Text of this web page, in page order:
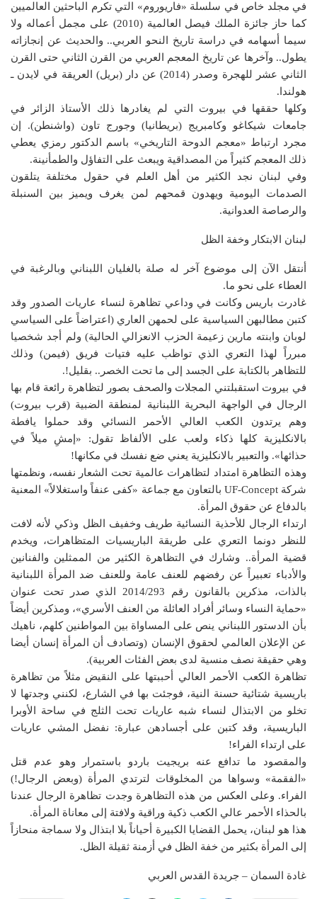
في مجلد خاص في سلسلة «فاريوروم» التي تكرم الباحثين العالميين
كما حاز جائزة الملك فيصل العالمية (2010) على مجمل أعماله ولا
سيما أسهامه في دراسة تاريخ النحو العربي.. والحديث عن إنجازاته
يطول.. وآخرها عن تاريخ المعجم العربي من القرن الثاني حتى القرن
الثاني عشر للهجرة وصدر (2014) عن دار (بريل) العريقة في لايدن ـ
هولندا.
وكلها حققها في بيروت التي لم يغادرها ذلك الأستاذ الزائر في
جامعات شيكاغو وكامبريج (بريطانيا) وجورج تاون (واشنطن). إن
مجرد ارتباط «معجم الدوحة التاريخي» باسم الدكتور رمزي يعطي
ذلك المعجم كثيراً من المصداقية ويبعث على التفاؤل والطمأنينة.
وفي لبنان نجد الكثير من أهل العلم في حقول مختلفة يتلقون
الصدمات اليومية ويهدون قمحهم لمن يغرف ويميز بين السنبلة
والرصاصة العدوانية.
لبنان الابتكار وخفة الظل
أنتقل الآن إلى موضوع آخر له صلة بالغليان اللبناني وبالرغبة في
العطاء على نحو ما.
غادرت باريس وكانت في وداعي تظاهرة لنساء عاريات الصدور وقد
كتبن مطالبهن السياسية على لحمهن العاري (اعتراضاً على السياسي
لوبان وابنته مارين زعيمة الحزب الانعزالي الحالية) ولم أجد شخصيا
مبرراً لهذا التعري الذي تواظب عليه فتيات فريق (فيمن) وذلك
للتظاهر بالكتابة على الجسد إلى ما تحت الخصر.. بقليل!.
في بيروت استقبلتني المجلات والصحف بصور لتظاهرة رائعة قام بها
الرجال في الواجهة البحرية اللبنانية لمنطقة الضبية (قرب بيروت)
وهم يرتدون الكعب العالي الأحمر النسائي وقد حملوا يافطة
بالانكليزية كلها ذكاء ولعب على الألفاظ تقول: «إمشِ ميلاً في
حذائها». والتعبير بالانكليزية يعني ضع نفسك في مكانها!
وهذه التظاهرة امتداد لتظاهرات عالمية تحت الشعار نفسه، ونظمتها
شركة UF-Concept بالتعاون مع جماعة «كفى عنفاً واستغلالاً» المعنية
بالدفاع عن حقوق المرأة.
ارتداء الرجال للأحذية النسائية طريف وخفيف الظل وذكي لأنه لافت
للنظر دونما التعري على طريقة الباريسيات المتظاهرات، ويخدم
قضية المرأة.. وشارك في التظاهرة الكثير من الممثلين والفنانين
والأدباء تعبيراً عن رفضهم للعنف عامة وللعنف ضد المرأة اللبنانية
بالذات، مذكرين بالقانون رقم 2014/293 الذي صدر تحت عنوان
«حماية النساء وسائر أفراد العائلة من العنف الأسري»، ومذكرين أيضاً
بأن الدستور اللبناني ينص على المساواة بين المواطنين كلهم، ناهيك
عن الإعلان العالمي لحقوق الإنسان (وتصادف أن المرأة إنسان أيضا
وهي حقيقة نصف منسية لدى بعض الفئات العربية).
تظاهرة الكعب الأحمر العالي أحببتها على النقيض مثلاً من تظاهرة
باريسية شتائية حسنة النية، فوجئت بها في الشارع، لكنني وجدتها لا
تخلو من الابتذال لنساء شبه عاريات تحت الثلج في ساحة الأوبرا
الباريسية، وقد كتبن على أجسادهن عبارة: نفضل المشي عاريات
على ارتداء الفراء!
والمقصود ما تدافع عنه بريجيت باردو باستمرار وهو عدم قتل
«الفقمة» وسواها من المخلوقات لترتدي المرأة (وبعض الرجال!)
الفراء. وعلى العكس من هذه التظاهرة وجدت تظاهرة الرجال عندنا
بالحذاء الأحمر عالي الكعب ذكية وراقية ولافتة إلى معاناة المرأة.
هذا هو لبنان، يحمل القضايا الكبيرة أحياناً بلا ابتذال ولا سماجة منحازاً
إلى المرأة بكثير من خفة الظل في أزمنة ثقيلة الظل.
غادة السمان – جريدة القدس العربي